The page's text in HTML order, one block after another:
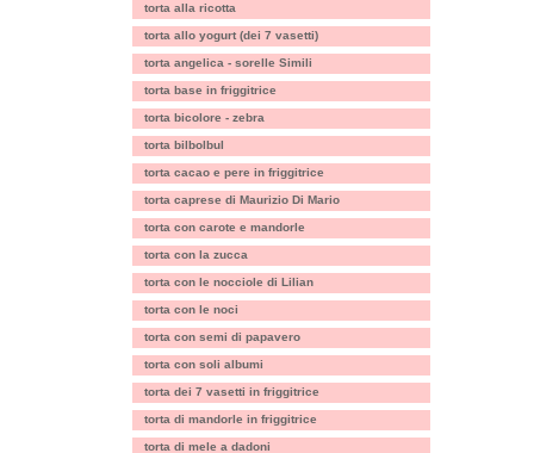
torta alla ricotta
torta allo yogurt (dei 7 vasetti)
torta angelica - sorelle Simili
torta base in friggitrice
torta bicolore - zebra
torta bilbolbul
torta cacao e pere in friggitrice
torta caprese di Maurizio Di Mario
torta con carote e mandorle
torta con la zucca
torta con le nocciole di Lilian
torta con le noci
torta con semi di papavero
torta con soli albumi
torta dei 7 vasetti in friggitrice
torta di mandorle in friggitrice
torta di mele a dadoni